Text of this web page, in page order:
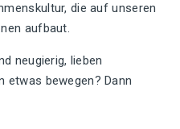
die auf unseren
aufbaut.
neugierig, lieben
etwas bewegen? Dann